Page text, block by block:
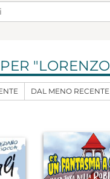
DAL MENO RECENTE